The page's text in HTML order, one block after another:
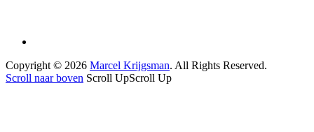
Copyright © 2026 Marcel Krijgsman. All Rights Reserved.
Scroll naar boven Scroll UpScroll Up